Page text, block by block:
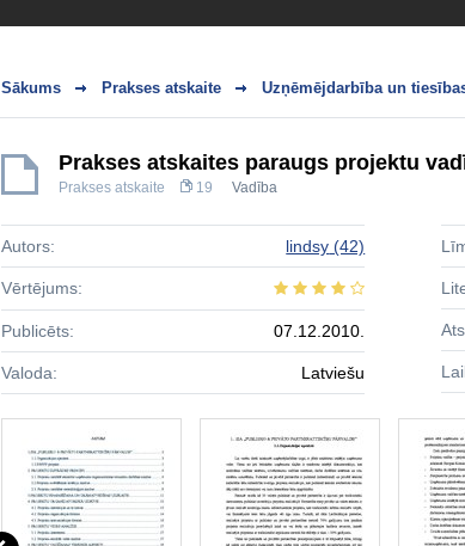
Sākums Prakses atskaite Uzņēmējdarbība un
Prakses atskaites paraugs projektu
Prakses atskaite 19 Vadība
Autors: lindsy (42)
Vērtējums:
Publicēts: 07.12.2010.
Valoda: Latviešu